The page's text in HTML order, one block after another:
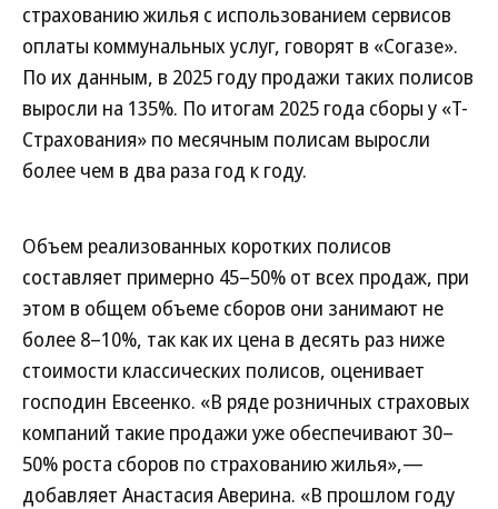
страхованию жилья с использованием сервисов
оплаты коммунальных услуг, говорят в «Согазе».
По их данным, в 2025 году продажи таких полисов
выросли на 135%. По итогам 2025 года сборы у «Т-
Страхования» по месячным полисам выросли
более чем в два раза год к году.
Объем реализованных коротких полисов
составляет примерно 45–50% от всех продаж, при
этом в общем объеме сборов они занимают не
более 8–10%, так как их цена в десять раз ниже
стоимости классических полисов, оценивает
господин Евсеенко. «В ряде розничных страховых
компаний такие продажи уже обеспечивают 30–
50% роста сборов по страхованию жилья»,—
добавляет Анастасия Аверина. «В прошлом году